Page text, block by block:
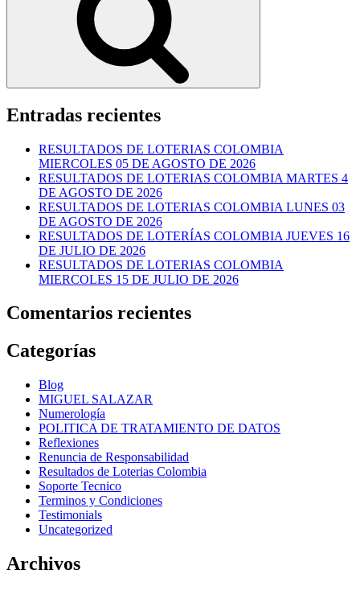
Entradas recientes
RESULTADOS DE LOTERIAS COLOMBIA
MIERCOLES 05 DE AGOSTO DE 2026
RESULTADOS DE LOTERIAS COLOMBIA MARTES 4
DE AGOSTO DE 2026
RESULTADOS DE LOTERIAS COLOMBIA LUNES 03
DE AGOSTO DE 2026
RESULTADOS DE LOTERÍAS COLOMBIA JUEVES 16
DE JULIO DE 2026
RESULTADOS DE LOTERIAS COLOMBIA
MIERCOLES 15 DE JULIO DE 2026
Comentarios recientes
Categorías
Blog
MIGUEL SALAZAR
Numerología
POLITICA DE TRATAMIENTO DE DATOS
Reflexiones
Renuncia de Responsabilidad
Resultados de Loterias Colombia
Soporte Tecnico
Terminos y Condiciones
Testimonials
Uncategorized
Archivos